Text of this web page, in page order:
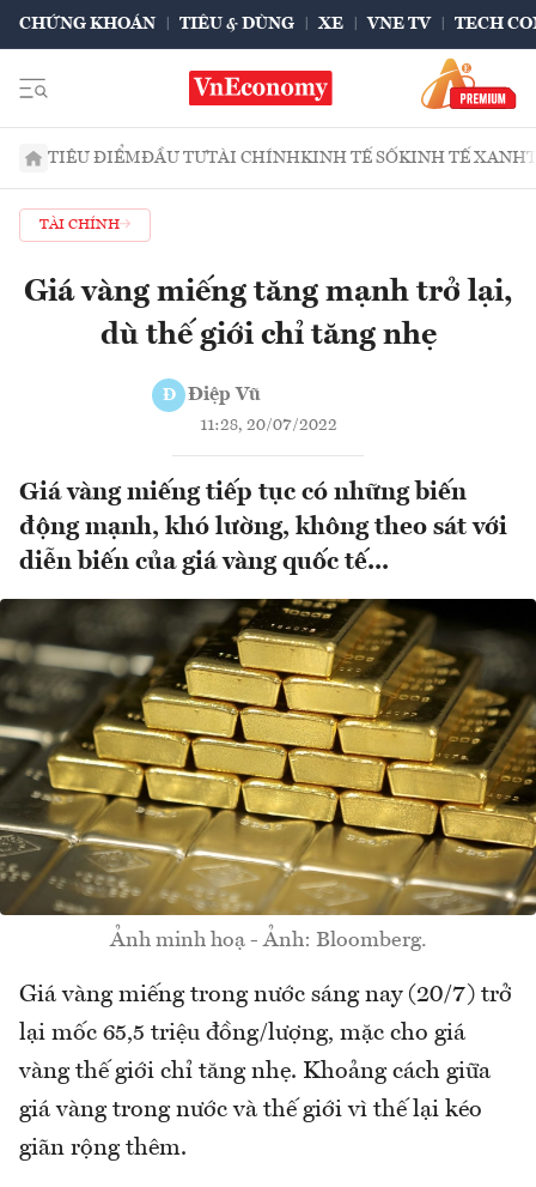
CHỨNG KHOÁN TIÊU & DÙNG XE VNE TV TECH
TIÊU ĐIỂMĐẦU TƯTÀI CHÍNHKINH TẾ SỐKINH TẾ XANH
TÀI CHÍNH
Giá vàng miếng tăng mạnh trở lại,
dù thế giới chỉ tăng nhẹ
Đ Điệp Vũ
11:28, 20/07/2022
Giá vàng miếng tiếp tục có những biến
động mạnh, khó lường, không theo sát với
diễn biến của giá vàng quốc tế...
Ảnh minh hoạ - Ảnh: Bloomberg.
Giá vàng miếng trong nước sáng nay (20/7) trở
lại mốc 65,5 triệu đồng/lượng, mặc cho giá
vàng thế giới chỉ tăng nhẹ. Khoảng cách giữa
giá vàng trong nước và thế giới vì thế lại kéo
giãn rộng thêm.